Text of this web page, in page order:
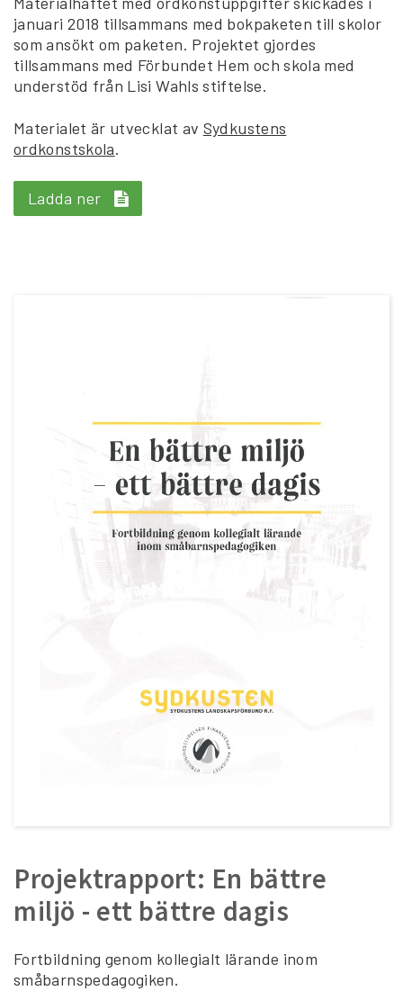
januari 2018 tillsammans med bokpaketen till skolor
som ansökt om paketen. Projektet gjordes
tillsammans med Förbundet Hem och skola med
understöd från Lisi Wahls stiftelse.
Materialet är utvecklat av Sydkustens
ordkonstskola.
Ladda ner
Projektrapport: En bättre
miljö - ett bättre dagis
Fortbildning genom kollegialt lärande inom
småbarnspedagogiken.